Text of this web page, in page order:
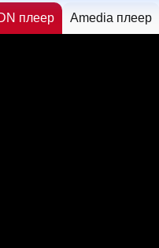
плеер Amedia плеер